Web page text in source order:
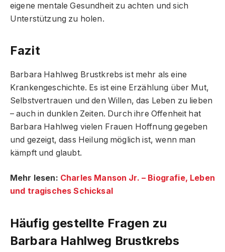
eigene mentale Gesundheit zu achten und sich
Unterstützung zu holen.
Fazit
Barbara Hahlweg Brustkrebs ist mehr als eine
Krankengeschichte. Es ist eine Erzählung über Mut,
Selbstvertrauen und den Willen, das Leben zu lieben
– auch in dunklen Zeiten. Durch ihre Offenheit hat
Barbara Hahlweg vielen Frauen Hoffnung gegeben
und gezeigt, dass Heilung möglich ist, wenn man
kämpft und glaubt.
Mehr lesen: Charles Manson Jr. – Biografie, Leben
und tragisches Schicksal
Häufig gestellte Fragen zu
Barbara Hahlweg Brustkrebs